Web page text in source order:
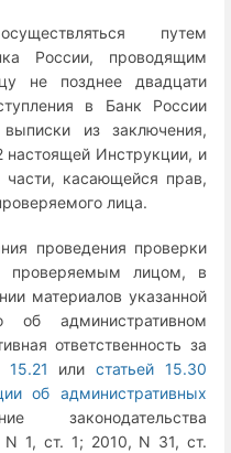
путем
России, проводящим
не позднее двадцати
в Банк России
из заключения,
настоящей Инструкции, и
части, касающейся прав,
лица.
проведения проверки
проверяемым лицом, в
материалов указанной
об административном
ответственность за
15.21 илистатьей 15.30
об административных
законодательства
1, ст. 1; 2010, N 31, ст.